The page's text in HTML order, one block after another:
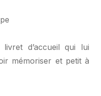
d’accueil qui lui
mémoriser et petit à